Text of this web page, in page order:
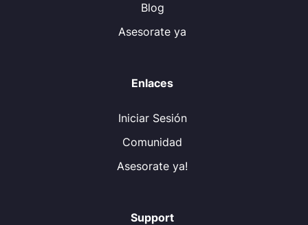
Blog
Asesorate ya
Enlaces
Iniciar Sesión
Comunidad
Asesorate ya!
Support